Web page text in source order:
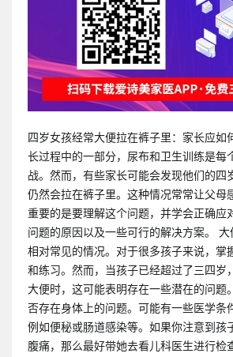
四岁女孩经常大便拉在裤子里：家长应如
长过程中的一部分，尿布和卫生训练是每
战。然而，有些家长可能会发现他们的四
仍然会拉在裤子里。这种情况常常让父母
重要的是要理解这个问题，并学会正确应
问题的原因以及一些可行的解决方案。
相对常见的情况。对于很多孩子来说，掌
和练习。然而，当孩子已经超过了三四岁
大便时，这可能表明存在一些潜在的问题
否存在身体上的问题。可能有一些医学条
例如便秘或肠道感染等。如果你注意到孩
腹痛，那么最好带她去看儿科医生进行检